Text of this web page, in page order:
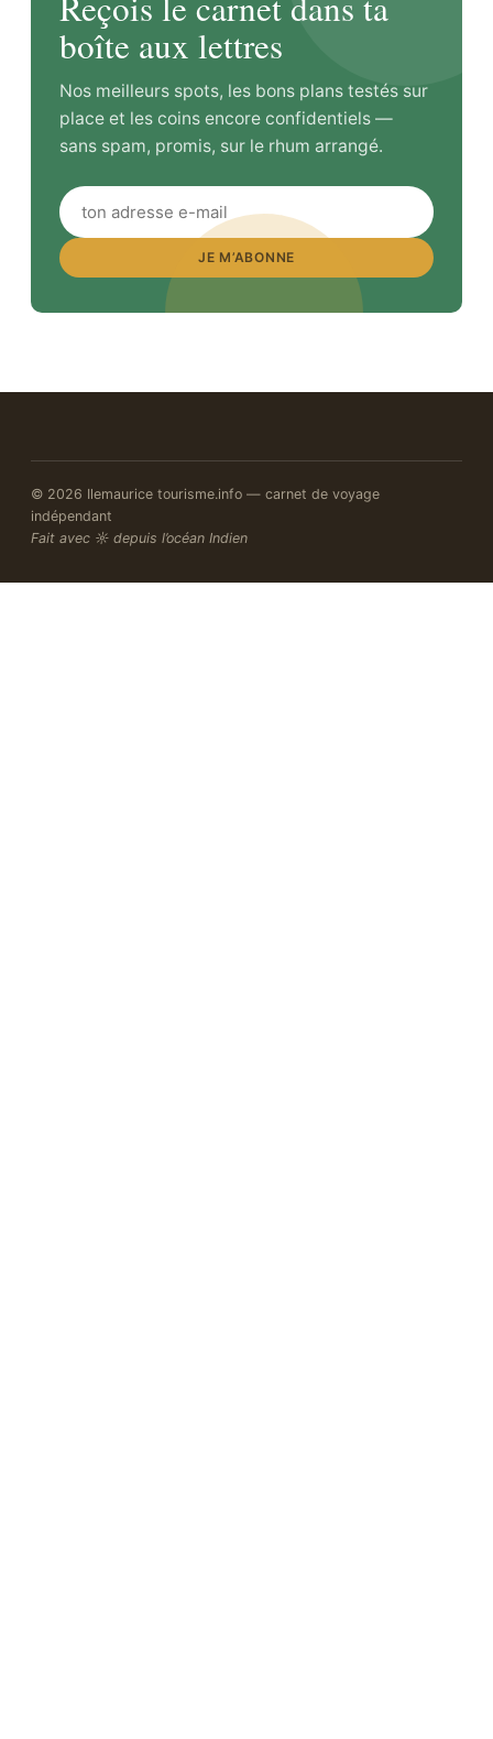
boîte aux lettres
Nos meilleurs spots, les bons plans testés sur
place et les coins encore confidentiels —
sans spam, promis, sur le rhum arrangé.
JE M’ABONNE
© 2026 Ilemaurice tourisme.info — carnet de voyage
indépendant
Fait avec ☼ depuis l’océan Indien